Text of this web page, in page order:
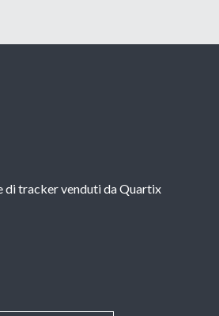
di tracker venduti da Quartix